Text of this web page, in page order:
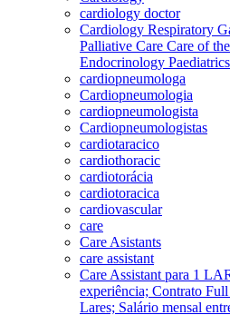
cardiology doctor
Cardiology Respiratory
Palliative Care Care of
Endocrinology Paediatrics
cardiopneumologa
Cardiopneumologia
cardiopneumologista
Cardiopneumologistas
cardiotaracico
cardiothoracic
cardiotorácia
cardiotoracica
cardiovascular
care
Care Asistants
care assistant
Care Assistant para 1
experiência; Contrato
Lares; Salário mensal